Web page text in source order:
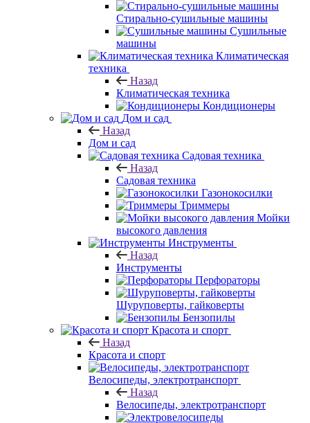
Стирально-сушильные машины
Сушильные
машины
Климатическая
техника
Назад
Климатическая техника
Кондиционеры
Дом и сад
Назад
Дом и сад
Садовая техника
Назад
Садовая техника
Газонокосилки
Триммеры
Мойки
высокого давления
Инструменты
Назад
Инструменты
Перфораторы
Шуруповерты, гайковерты
Бензопилы
Красота и спорт
Назад
Красота и спорт
Велосипеды, электротранспорт
Назад
Велосипеды, электротранспорт